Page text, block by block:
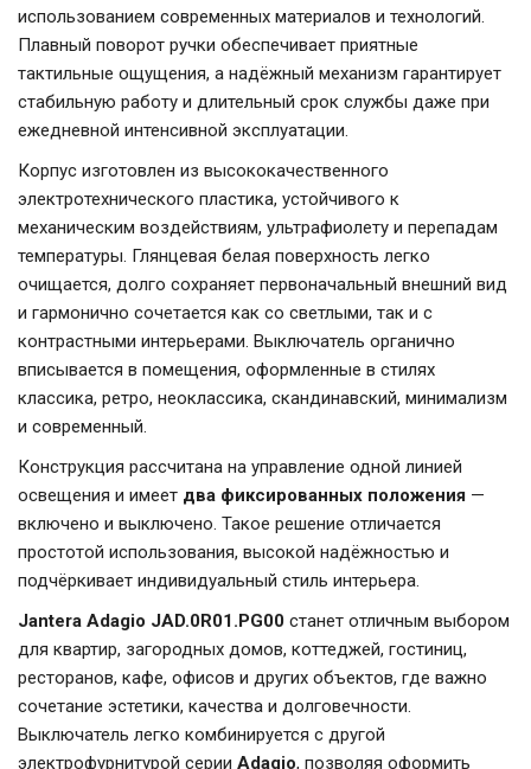
использованием современных материалов и технологий.
Плавный поворот ручки обеспечивает приятные
тактильные ощущения, а надёжный механизм гарантирует
стабильную работу и длительный срок службы даже при
ежедневной интенсивной эксплуатации.
Корпус изготовлен из высококачественного
электротехнического пластика, устойчивого к
механическим воздействиям, ультрафиолету и перепадам
температуры. Глянцевая белая поверхность легко
очищается, долго сохраняет первоначальный внешний вид
и гармонично сочетается как со светлыми, так и с
контрастными интерьерами. Выключатель органично
вписывается в помещения, оформленные в стилях
классика, ретро, неоклассика, скандинавский, минимализм
и современный.
Конструкция рассчитана на управление одной линией
освещения и имеет два фиксированных положения —
включено и выключено. Такое решение отличается
простотой использования, высокой надёжностью и
подчёркивает индивидуальный стиль интерьера.
Jantera Adagio JAD.0R01.PG00 станет отличным выбором
для квартир, загородных домов, коттеджей, гостиниц,
ресторанов, кафе, офисов и других объектов, где важно
сочетание эстетики, качества и долговечности.
Выключатель легко комбинируется с другой
электрофурнитурой серии Adagio, позволяя оформить